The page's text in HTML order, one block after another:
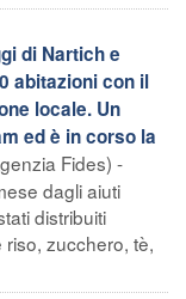
di Nartich e
abitazioni con il
locale. Un
ed è in corso la
Fides) -
dagli aiuti
distribuiti
zucchero, tè,